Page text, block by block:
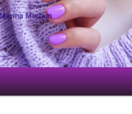
Morgun
содержимомусодержимому